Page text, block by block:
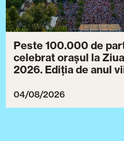
Peste 100.000 de
celebrat orașul la
2026. Ediția de anul
04/08/2026